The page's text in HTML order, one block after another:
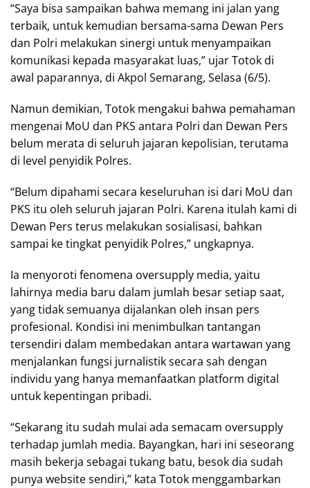
“Saya bisa sampaikan bahwa memang ini jalan yang
terbaik, untuk kemudian bersama-sama Dewan Pers
dan Polri melakukan sinergi untuk menyampaikan
komunikasi kepada masyarakat luas,” ujar Totok di
awal paparannya, di Akpol Semarang, Selasa (6/5).
Namun demikian, Totok mengakui bahwa pemahaman
mengenai MoU dan PKS antara Polri dan Dewan Pers
belum merata di seluruh jajaran kepolisian, terutama
di level penyidik Polres.
“Belum dipahami secara keseluruhan isi dari MoU dan
PKS itu oleh seluruh jajaran Polri. Karena itulah kami di
Dewan Pers terus melakukan sosialisasi, bahkan
sampai ke tingkat penyidik Polres,” ungkapnya.
Ia menyoroti fenomena oversupply media, yaitu
lahirnya media baru dalam jumlah besar setiap saat,
yang tidak semuanya dijalankan oleh insan pers
profesional. Kondisi ini menimbulkan tantangan
tersendiri dalam membedakan antara wartawan yang
menjalankan fungsi jurnalistik secara sah dengan
individu yang hanya memanfaatkan platform digital
untuk kepentingan pribadi.
“Sekarang itu sudah mulai ada semacam oversupply
terhadap jumlah media. Bayangkan, hari ini seseorang
masih bekerja sebagai tukang batu, besok dia sudah
punya website sendiri,” kata Totok menggambarkan